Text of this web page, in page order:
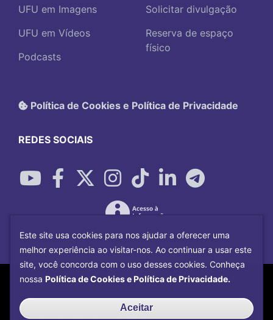
UFU em Imagens
UFU em Vídeos
Podcasts
Solicitar divulgação
Reserva de espaço
físico
Política de Cookies e Política de Privacidade
REDES SOCIAIS
Copyright©2026Universidade Federal
Centro de Tecnologia da
Este site usa cookies para nos ajudar a oferecer uma
melhor experiência ao visitar-nos. Ao continuar a usar este
site, você concorda com o uso desses cookies. Conheça
nossa Política de Cookies e Política de Privacidade.
Aceitar